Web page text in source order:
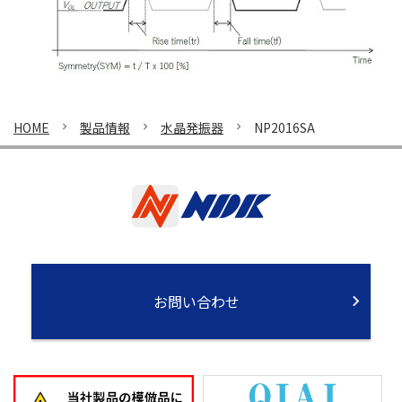
HOME 製品情報 水晶発振器 NP2016SA
お問い合わせ